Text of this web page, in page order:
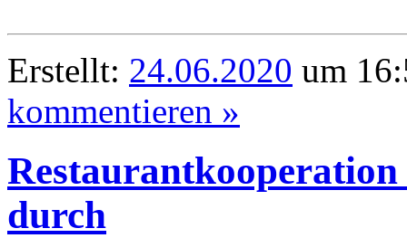
Erstellt: 24.06.2020 um
kommentieren »
Restaurantkooperation
durch